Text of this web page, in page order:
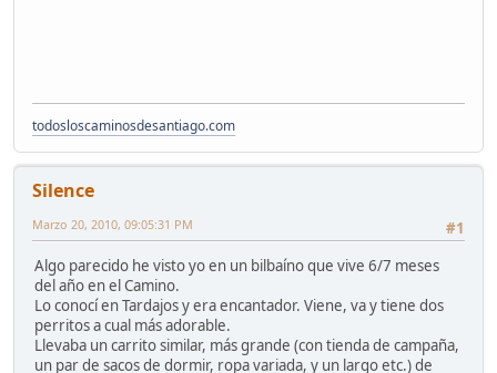
todosloscaminosdesantiago.com
Silence
#1
Marzo 20, 2010, 09:05:31 PM
Algo parecido he visto yo en un bilbaíno que vive 6/7 meses
del año en el Camino.
Lo conocí en Tardajos y era encantador. Viene, va y tiene dos
perritos a cual más adorable.
Llevaba un carrito similar, más grande (con tienda de campaña,
un par de sacos de dormir, ropa variada, y un largo etc.) de